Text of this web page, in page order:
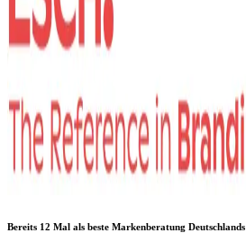
Bereits 12 Mal als beste Markenberatung Deutschlands